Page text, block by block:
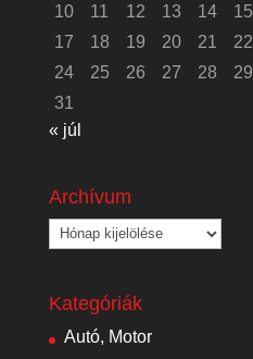
10
11 12 13 14 15
17
18 19 20 21 22
24
25 26 27 28 29
31
« júl
Archívum
Archívum
Kategóriák
Autó, Motor